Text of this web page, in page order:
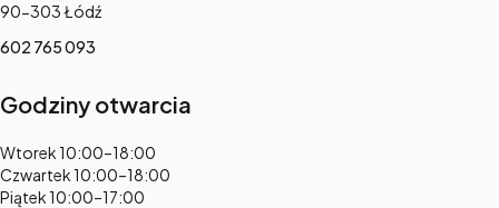
90-303 Łódź
602 765 093
Godziny otwarcia
Adres:
Wtorek 10:00–18:00
Czwartek 10:00–18:00
Piątek 10:00–17:00